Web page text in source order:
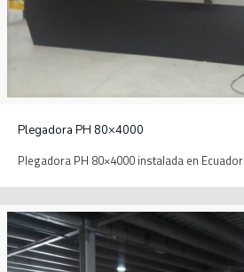
Plegadora PH 80×4000
Plegadora PH 80×4000 instalada en Ecuador